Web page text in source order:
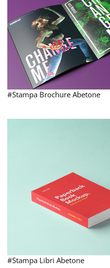
#Stampa Brochure Abetone
#Stampa Libri Abetone